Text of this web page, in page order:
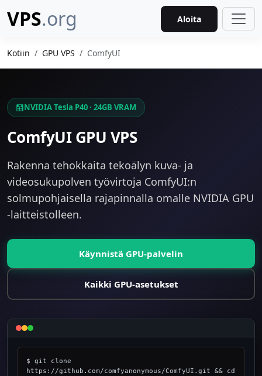
VPS.org Aloita
Kotiin GPU VPS ComfyUI
NVIDIA Tesla P40 · 24GB VRAM
ComfyUI GPU VPS
Rakenna tehokkaita tekoälyn kuva- ja
videosukupolven työvirtoja ComfyUI:n
solmupohjaisella rajapinnalla omalle NVIDIA GPU
-laitteistolleen.
Käynnistä GPU-palvelin
Kaikki GPU-asetukset
$ git clone
https://github.com/comfyanonymous/ComfyUI.git && cd